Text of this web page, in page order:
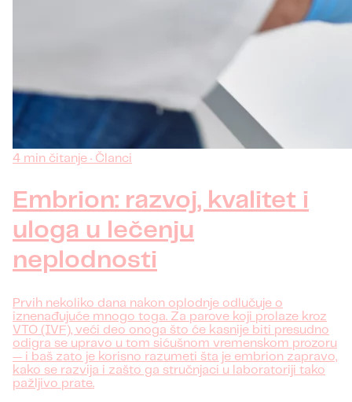
4 min čitanje · Članci
Embrion: razvoj, kvalitet i
uloga u lečenju
neplodnosti
Prvih nekoliko dana nakon oplodnje odlučuje o
iznenađujuće mnogo toga. Za parove koji prolaze kroz
VTO (IVF), veći deo onoga što će kasnije biti presudno
odigra se upravo u tom sićušnom vremenskom prozoru
— i baš zato je korisno razumeti šta je embrion zapravo,
kako se razvija i zašto ga stručnjaci u laboratoriji tako
pažljivo prate.